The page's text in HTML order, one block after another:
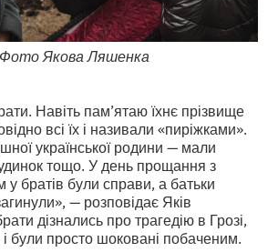
Фото Якова Ляшенка
Навіть пам’ятаю їхнє прізвище
всі їх і називали «пиріжками».
української родини — мали
тощо. У день прощання з
братів були справи, а батьки
— розповідає Яків
дізнались про трагедію в Грозі,
були просто шоковані побаченим.